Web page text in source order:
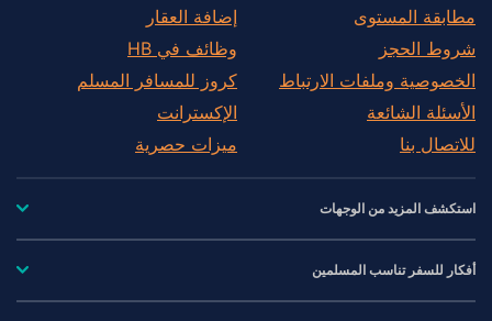
مطابقة المستوى
شروط الحجز
الخصوصية وملفات الارتباط
الأسئلة الشائعة
للاتصال بنا
إضافة العقار
وظائف في HB
كروز للمسافر المسلم
الإكسترانت
ميزات حصرية
استكشف المزيد من الوجهات
أفكار للسفر تناسب المسلمين